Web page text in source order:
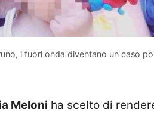
i fuori onda diventano un caso
Meloni ha scelto di